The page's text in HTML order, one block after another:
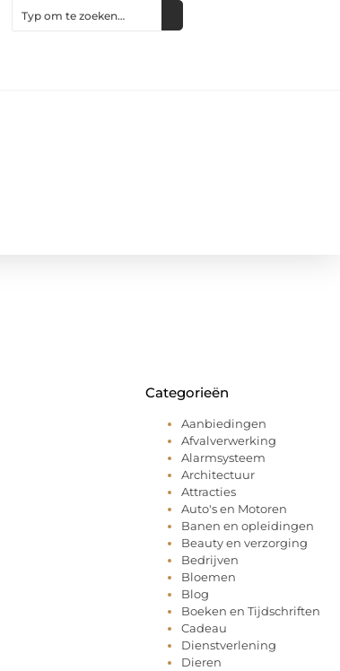
Categorieën
Aanbiedingen
Afvalverwerking
Alarmsysteem
Architectuur
Attracties
Auto's en Motoren
Banen en opleidingen
Beauty en verzorging
Bedrijven
Bloemen
Blog
Boeken en Tijdschriften
Cadeau
Dienstverlening
Dieren